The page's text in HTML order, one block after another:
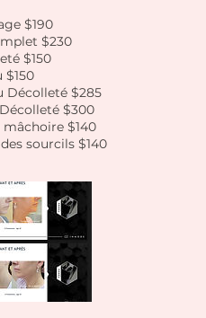
$190
$230
$150
$150
Décolleté $285
$300
$140
sourcils $140